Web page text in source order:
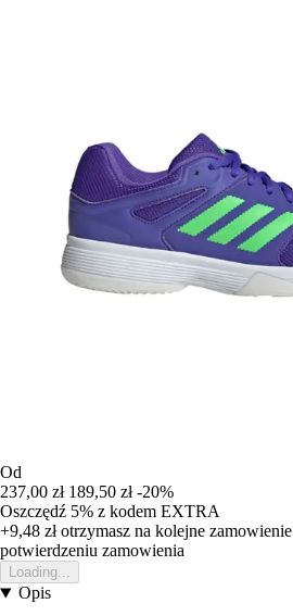
Od
237,00 zł 189,50 zł -20%
Oszczędź 5% z kodem EXTRA
+9,48 złotrzymasz na kolejne zamowienie
potwierdzeniu zamowienia
Loading...
Opis